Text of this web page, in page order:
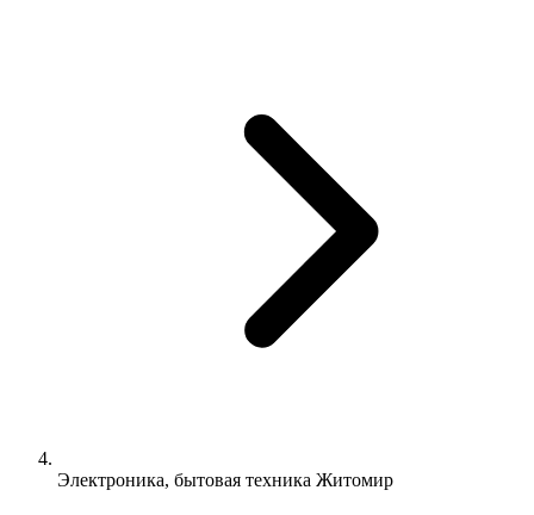
Электроника, бытовая техника Житомир